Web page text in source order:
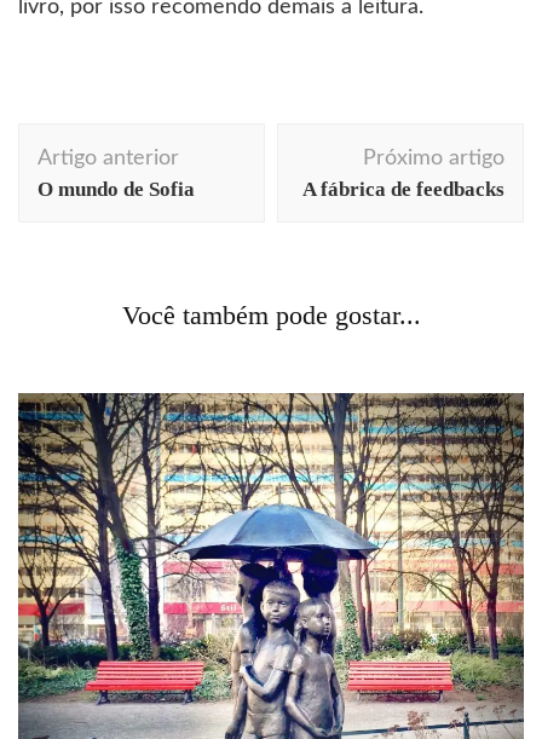
livro, por isso recomendo demais a leitura.
de
Artigo anterior
O mundo de Sofia
Próximo artigo
A fábrica de feedbacks
Você também pode gostar...
Necedade, noitada e bacteriano